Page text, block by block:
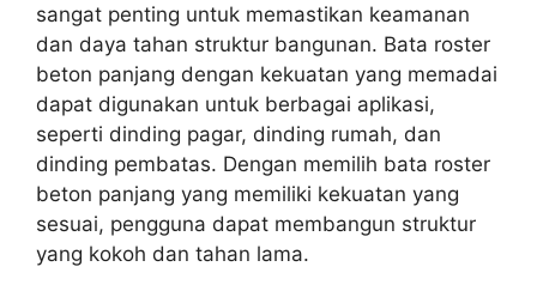
sangat penting untuk memastikan keamanan
dan daya tahan struktur bangunan. Bata roster
beton panjang dengan kekuatan yang memadai
dapat digunakan untuk berbagai aplikasi,
seperti dinding pagar, dinding rumah, dan
dinding pembatas. Dengan memilih bata roster
beton panjang yang memiliki kekuatan yang
sesuai, pengguna dapat membangun struktur
yang kokoh dan tahan lama.